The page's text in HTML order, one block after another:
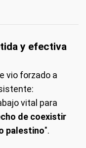
y efectiva
vio forzado a
vital para
de coexistir
palestino".